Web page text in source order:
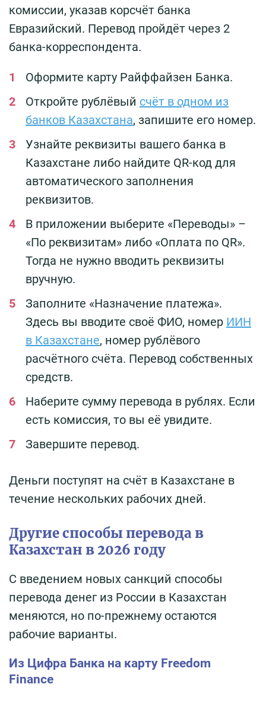
комиссии, указав корсчёт банка
Евразийский. Перевод пройдёт через 2
банка-корреспондента.
Оформите карту Райффайзен Банка.
Откройте рублёвый счёт в одном из
банков Казахстана, запишите его номер.
Узнайте реквизиты вашего банка в
Казахстане либо найдите QR-код для
автоматического заполнения
реквизитов.
В приложении выберите «Переводы» –
«По реквизитам» либо «Оплата по QR».
Тогда не нужно вводить реквизиты
вручную.
Заполните «Назначение платежа».
Здесь вы вводите своё ФИО, номер ИИН
в Казахстане, номер рублёвого
расчётного счёта. Перевод собственных
средств.
Наберите сумму перевода в рублях. Если
есть комиссия, то вы её увидите.
Завершите перевод.
Деньги поступят на счёт в Казахстане в
течение нескольких рабочих дней.
Другие способы перевода в
Казахстан в 2026 году
С введением новых санкций способы
перевода денег из России в Казахстан
меняются, но по-прежнему остаются
рабочие варианты.
Из Цифра Банка на карту Freedom
Finance